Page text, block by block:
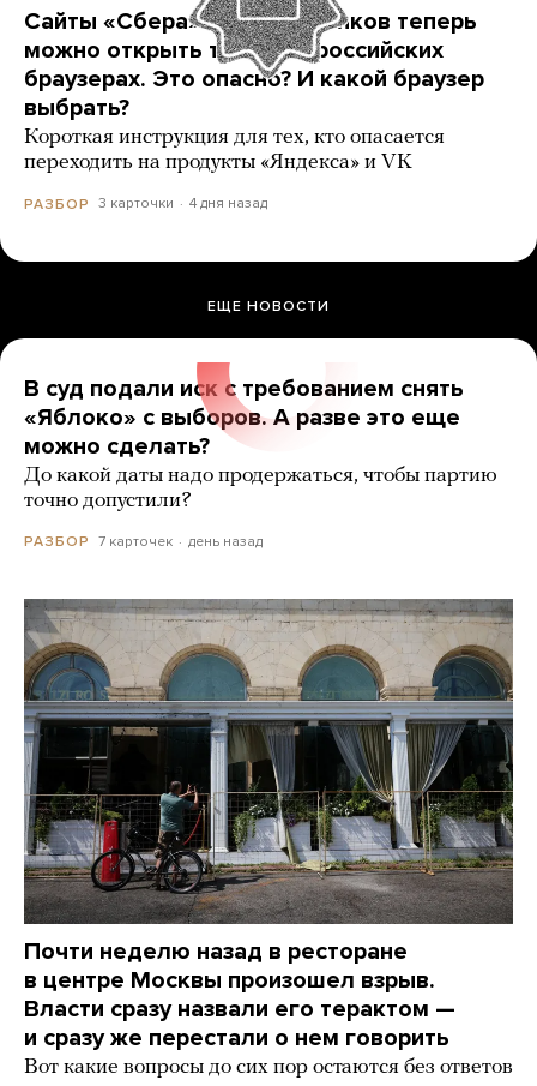
Сайты «Сбера» и других банков теперь
можно открыть только в российских
браузерах. Это опасно? И какой браузер
выбрать?
Короткая инструкция для тех, кто опасается
переходить на продукты «Яндекса» и VK
РАЗБОР 3 карточки 4 дня назад
ЕЩЕ НОВОСТИ
В суд подали иск с требованием снять
«Яблоко» с выборов. А разве это еще
можно сделать?
До какой даты надо продержаться, чтобы партию
точно допустили?
РАЗБОР 7 карточек день назад
Почти неделю назад в ресторане
в центре Москвы произошел взрыв.
Власти сразу назвали его терактом —
и сразу же перестали о нем говорить
Вот какие вопросы до сих пор остаются без ответов